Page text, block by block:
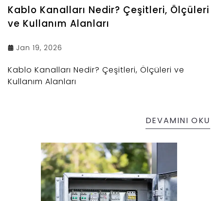
Kablo Kanalları Nedir? Çeşitleri, Ölçüleri
ve Kullanım Alanları
Jan 19, 2026
Kablo Kanalları Nedir? Çeşitleri, Ölçüleri ve
Kullanım Alanları
DEVAMINI OKU